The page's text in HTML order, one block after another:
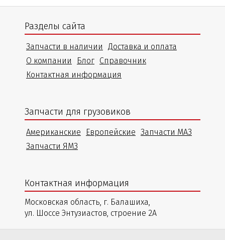
Разделы сайта
Запчасти в наличии
Доставка и оплата
О компании
Блог Справочник
Контактная информация
Запчасти для грузовиков
Американские Европейские Запчасти МАЗ
Запчасти ЯМЗ
Контактная информация
Московская область, г. Балашиха,
ул. Шоссе Энтузиастов, строение 2А